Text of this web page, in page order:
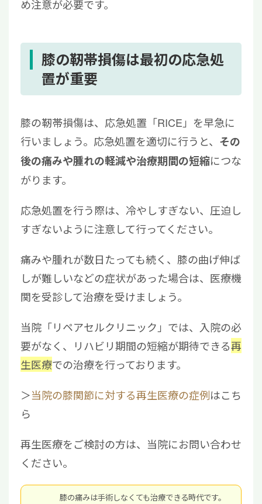
め注意が必要です。
膝の靭帯損傷は最初の応急処
置が重要
膝の靭帯損傷は、応急処置「RICE」を早急に
行いましょう。応急処置を適切に行うと、 その
後の痛みや腫れの軽減や治療期間の短縮につな
がります。
応急処置を行う際は、冷やしすぎない、圧迫し
すぎないように注意して行ってください。
痛みや腫れが数日たっても続く、膝の曲げ伸ば
しが難しいなどの症状があった場合は、医療機
関を受診して治療を受けましょう。
当院「リペアセルクリニック」では、入院の必
要がなく、リハビリ期間の短縮が期待できる再
生医療での治療を行っております。
＞当院の膝関節に対する再生医療の症例はこち
ら
再生医療をご検討の方は、当院にお問い合わせ
ください。
膝の痛みは⼿術しなくても治療できる時代です。